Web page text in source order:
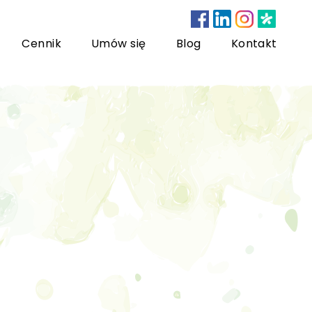
Cennik Umów się Blog Kontakt
bariatryczne
dzieci i młodzieży
rodzinna
Trening Umiejętności Społecznych dla dzieci i